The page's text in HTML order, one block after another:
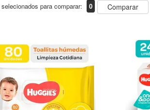
para comparar: 0 Comparar